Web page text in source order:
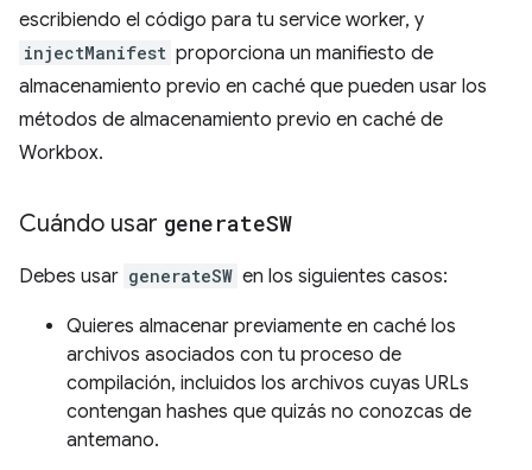
escribiendo el código para tu service worker, y
injectManifest proporciona un manifiesto de
almacenamiento previo en caché que pueden usar los
métodos de almacenamiento previo en caché de
Workbox.
Cuándo usar generateSW
Debes usar generateSW en los siguientes casos:
Quieres almacenar previamente en caché los
archivos asociados con tu proceso de
compilación, incluidos los archivos cuyas URLs
contengan hashes que quizás no conozcas de
antemano.